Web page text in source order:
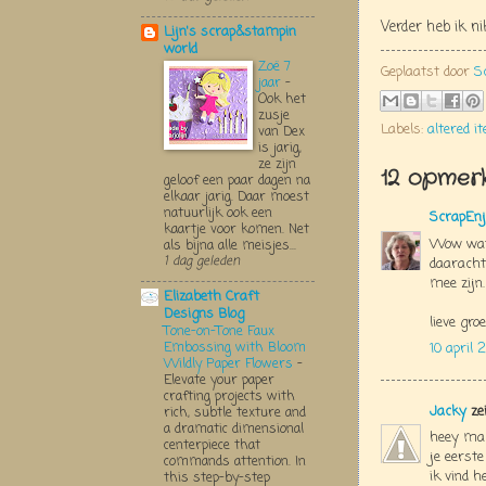
Verder heb ik
Geplaatst door
Labels: altered
12
Wow
mee zijn.
lieve
10 april
Jackyzei
heey
je
ik vind
Lijn's scrap&stampin
world
Zoë 7
jaar -
Ook het
zusje
van Dex
is jarig,
ze zijn
geloof een paar dagen na
elkaar jarig. Daar moest
natuurlijk ook een
kaartje voor komen. Net
als bijna alle meisjes...
1 dag geleden
Elizabeth Craft
Designs Blog
Tone-on-Tone Faux
Embossing with Bloom
Wildly Paper Flowers -
Elevate your paper
crafting projects with
rich, subtle texture and
a dramatic dimensional
centerpiece that
commands attention. In
this step-by-step